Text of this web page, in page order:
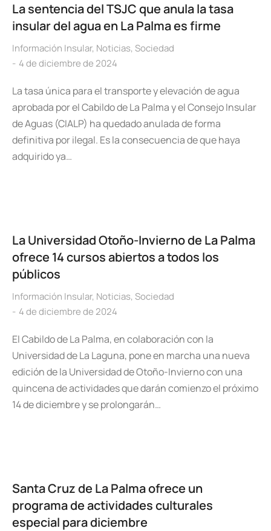
La sentencia del TSJC que anula la tasa
insular del agua en La Palma es firme
Información Insular, Noticias, Sociedad
4 de diciembre de 2024
La tasa única para el transporte y elevación de agua
aprobada por el Cabildo de La Palma y el Consejo Insular
de Aguas (CIALP) ha quedado anulada de forma
definitiva por ilegal. Es la consecuencia de que haya
adquirido ya…
La Universidad Otoño-Invierno de La Palma
ofrece 14 cursos abiertos a todos los
públicos
Información Insular, Noticias, Sociedad
4 de diciembre de 2024
El Cabildo de La Palma, en colaboración con la
Universidad de La Laguna, pone en marcha una nueva
edición de la Universidad de Otoño-Invierno con una
quincena de actividades que darán comienzo el próximo
14 de diciembre y se prolongarán…
Santa Cruz de La Palma ofrece un
programa de actividades culturales
especial para diciembre